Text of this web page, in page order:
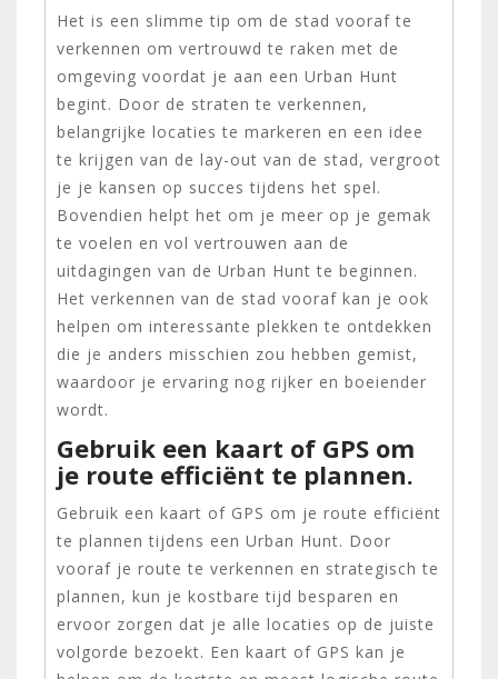
Het is een slimme tip om de stad vooraf te
verkennen om vertrouwd te raken met de
omgeving voordat je aan een Urban Hunt
begint. Door de straten te verkennen,
belangrijke locaties te markeren en een idee
te krijgen van de lay-out van de stad, vergroot
je je kansen op succes tijdens het spel.
Bovendien helpt het om je meer op je gemak
te voelen en vol vertrouwen aan de
uitdagingen van de Urban Hunt te beginnen.
Het verkennen van de stad vooraf kan je ook
helpen om interessante plekken te ontdekken
die je anders misschien zou hebben gemist,
waardoor je ervaring nog rijker en boeiender
wordt.
Gebruik een kaart of GPS om
je route efficiënt te plannen.
Gebruik een kaart of GPS om je route efficiënt
te plannen tijdens een Urban Hunt. Door
vooraf je route te verkennen en strategisch te
plannen, kun je kostbare tijd besparen en
ervoor zorgen dat je alle locaties op de juiste
volgorde bezoekt. Een kaart of GPS kan je